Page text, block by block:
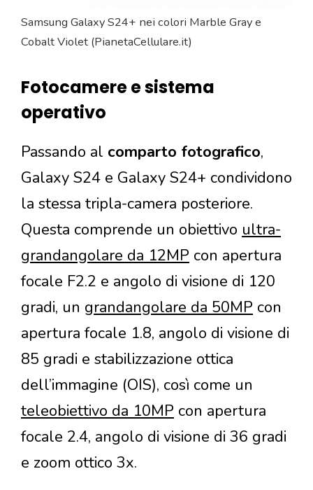
Samsung Galaxy S24+ nei colori Marble Gray e
Cobalt Violet (PianetaCellulare.it)
Fotocamere e sistema
operativo
Passando al comparto fotografico,
Galaxy S24 e Galaxy S24+ condividono
la stessa tripla-camera posteriore.
Questa comprende un obiettivo ultra-
grandangolare da 12MP con apertura
focale F2.2 e angolo di visione di 120
gradi, un grandangolare da 50MP con
apertura focale 1.8, angolo di visione di
85 gradi e stabilizzazione ottica
dell’immagine (OIS), così come un
teleobiettivo da 10MP con apertura
focale 2.4, angolo di visione di 36 gradi
e zoom ottico 3x.